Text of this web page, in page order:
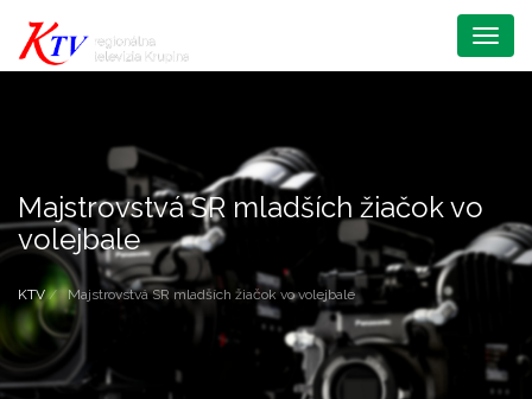
Menu
Majstrovstvá SR mladších žiačok vo
volejbale
KTV Majstrovstvá SR mladších žiačok vo volejbale